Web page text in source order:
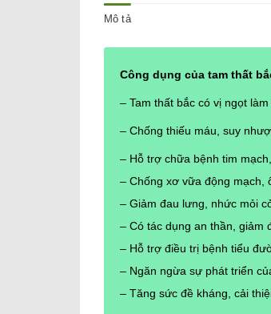
Mô tả
Công dụng của tam thất
– Tam thất bắc có vị ngọt
– Chống thiếu máu, suy
– Hỗ trợ chữa bệnh tim
– Chống xơ vữa động mạch,
– Giảm đau lưng, nhức mỏi
– Có tác dụng an thần, giảm
– Hỗ trợ điều trị bệnh tiểu
– Ngăn ngừa sự phát triển
– Tăng sức đề kháng, cải